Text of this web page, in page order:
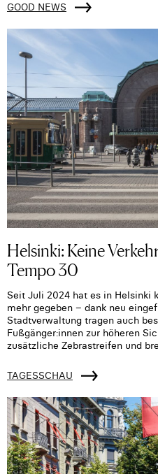
GOOD NEWS
Helsinki: Keine
Tempo 30
Seit Juli 2024 hat es in Helsinki
mehr gegeben – dank neu
Stadtverwaltung tragen auch
Fußgänger:innen zur höheren
zusätzliche Zebrastreifen und
TAGESSCHAU